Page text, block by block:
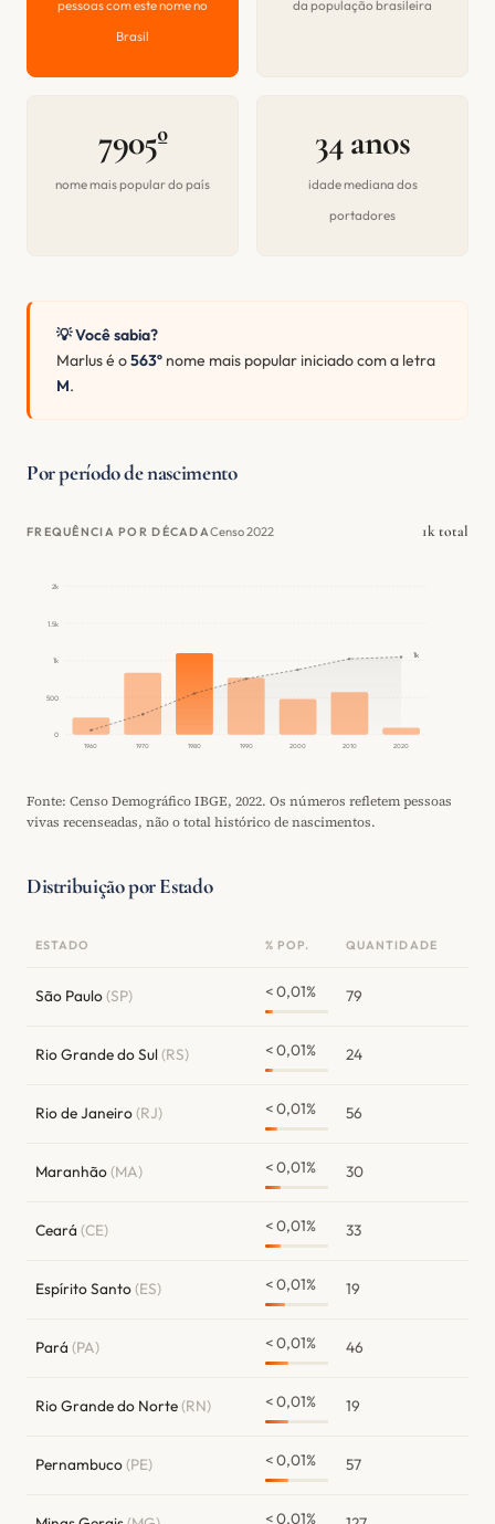
pessoas com este nome no
Brasil
da população brasileira
7905º
nome mais popular do país
34 anos
idade mediana dos
portadores
💡 Você sabia?
Marlus é o563º nome mais popular iniciado com a letra
M.
Por período de nascimento
FREQUÊNCIA POR DÉCADACenso 2022 1k total
0
500
1k
1.5k
2k
1960 1970 1980 1990 2000 2010 2020
1k
Fonte: Censo Demográfico IBGE, 2022. Os números refletem pessoas
vivas recenseadas, não o total histórico de nascimentos.
Distribuição por Estado
ESTADO % POP. QUANTIDADE
São Paulo(SP) < 0,01% 79
Rio Grande do Sul(RS) < 0,01% 24
Rio de Janeiro(RJ) < 0,01% 56
Maranhão(MA) < 0,01% 30
Ceará (CE) < 0,01% 33
Espírito Santo(ES) < 0,01% 19
Pará (PA) < 0,01% 46
Rio Grande do Norte(RN) < 0,01% 19
Pernambuco(PE) < 0,01% 57
< 0,01%